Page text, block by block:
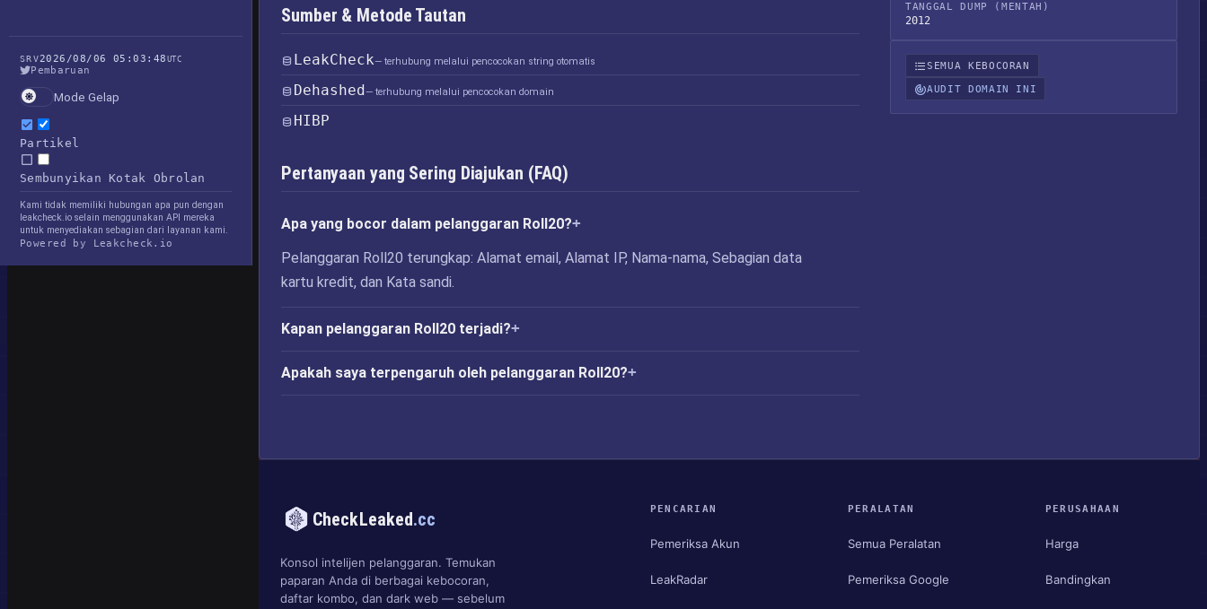
SRV2026/08/06 05:03:48UTC
Pembaruan
Mode Gelap
Partikel
Sembunyikan Kotak Obrolan
Kami tidak memiliki hubungan apa pun dengan
leakcheck.io selain menggunakan API mereka
untuk menyediakan sebagian dari layanan kami.
Powered by Leakcheck.io
Sumber & Metode Tautan
LeakCheck— terhubung melalui pencocokan string otomatis
Dehashed— terhubung melalui pencocokan domain
HIBP
Pertanyaan yang Sering Diajukan (FAQ)
Apa yang bocor dalam pelanggaran Roll20?
Pelanggaran Roll20 terungkap: Alamat email, Alamat IP, Nama-nama, Sebagian data
kartu kredit, dan Kata sandi.
Kapan pelanggaran Roll20 terjadi?
Apakah saya terpengaruh oleh pelanggaran Roll20?
TANGGAL DUMP (MENTAH)
2012
SEMUA KEBOCORAN
AUDIT DOMAIN INI
CheckLeaked.cc
Konsol intelijen pelanggaran. Temukan
paparan Anda di berbagai kebocoran,
daftar kombo, dan dark web — sebelum
PENCARIAN
Pemeriksa Akun
LeakRadar
PERALATAN
Semua Peralatan
Pemeriksa Google
PERUSAHAAN
Harga
Bandingkan